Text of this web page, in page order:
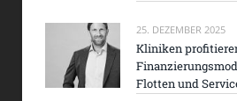
25. DEZEMBER 2025
Kliniken
Flotten und